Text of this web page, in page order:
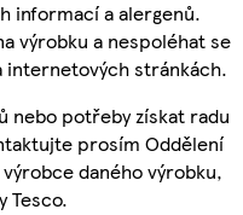
informací a alergenů.
výrobku a nespoléhat se
internetových stránkách.
nebo potřeby získat radu
prosím Oddělení
daného výrobku,
Tesco.